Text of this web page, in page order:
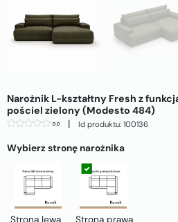
Narożnik L-kształtny Fresh z
pościel zielony (Modesto 484)
0.0 | Id produktu: 100136
Wybierz stronę narożnika
Strona lewa Strona prawa